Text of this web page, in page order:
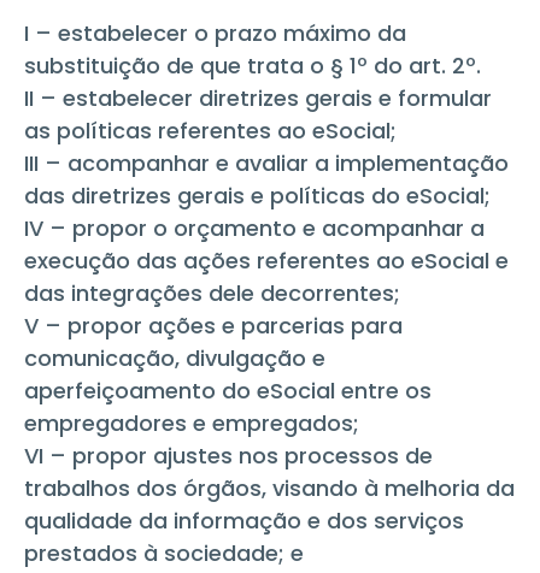
I – estabelecer o prazo máximo da
substituição de que trata o § 1º do art. 2º.
II – estabelecer diretrizes gerais e formular
as políticas referentes ao eSocial;
III – acompanhar e avaliar a implementação
das diretrizes gerais e políticas do eSocial;
IV – propor o orçamento e acompanhar a
execução das ações referentes ao eSocial e
das integrações dele decorrentes;
V – propor ações e parcerias para
comunicação, divulgação e
aperfeiçoamento do eSocial entre os
empregadores e empregados;
VI – propor ajustes nos processos de
trabalhos dos órgãos, visando à melhoria da
qualidade da informação e dos serviços
prestados à sociedade; e